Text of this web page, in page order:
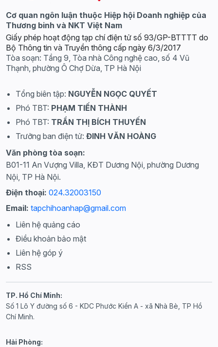
Cơ quan ngôn luận thuộc Hiệp hội Doanh nghiệp của
Thương binh và NKT Việt Nam
Giấy phép hoạt động tạp chí điện tử số 93/GP-BTTTT do
Bộ Thông tin và Truyền thông cấp ngày 6/3/2017
Tòa soạn: Tầng 9, Tòa nhà Công nghệ cao, số 4 Vũ
Thạnh, phường Ô Chợ Dừa, TP Hà Nội
Tổng biên tập: NGUYỄN NGỌC QUYẾT
Phó TBT: PHẠM TIẾN THÀNH
Phó TBT: TRẦN THỊ BÍCH THUYẾN
Trưởng ban điện tử: ĐINH VĂN HOÀNG
Văn phòng tòa soạn:
B01-11 An Vượng Villa, KĐT Dương Nội, phường Dương
Nội, TP Hà Nội.
Điện thoại: 024.32003150
Email: tapchihoanhap@gmail.com
Liên hệ quảng cáo
Điều khoản bảo mật
Liên hệ góp ý
RSS
TP. Hồ Chí Minh:
Số 1 Lô Y đường số 6 - KDC Phước Kiển A - xã Nhà Bè, TP Hồ
Chí Minh.
Hải Phòng: